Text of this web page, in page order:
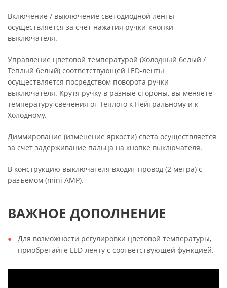
Включение / выключение светодиодной ленты
осуществляется за счет нажатия ручки-кнопки
выключателя.
Управление цветовой температурой (Холодный белый /
Теплый белый) соответствующей LED-ленты
осуществляется посредством поворота ручки
выключателя. Крутя ручку в разные стороны, вы меняете
температуру свечения от Теплого к Нейтральному и к
Холодному.
Диммирование (изменение яркости) света осуществляется
за счет задерживание пальца на кнопке выключателя.
В конструкцию выключателя входит провод (2 метра) с
разъемом (mini AMP).
ВАЖНОЕ ДОПОЛНЕНИЕ
Для возможности регулировки цветовой температуры,
приобретайте LED-ленту с соответствующей функцией.